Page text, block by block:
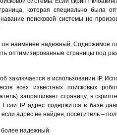
которая специально была
поисковой системы не
он наименее надежный. Содержимое
оптимизированные страницы под
заключается в использовании IP.
всех известных поисковых
запрашивает страницу, в
Если IP адрес содержится в базе
адрес не найден, посетитель –
более надежный.